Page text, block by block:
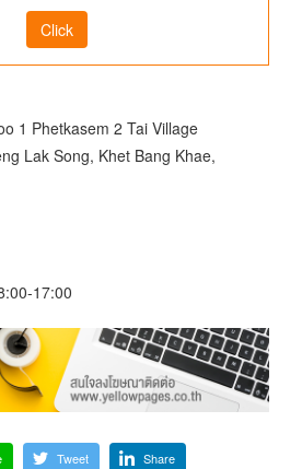
Click
1 Phetkasem 2 Tai Village
Lak Song, Khet Bang Khae,
17:00
Tweet Share